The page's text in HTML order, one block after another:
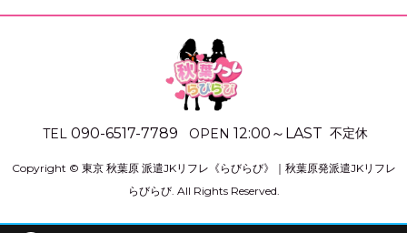
TEL 090-6517-7789 OPEN 12:00 ～ LAST 不定休
Copyright © 東京 秋葉原 派遣JKリフレ《らびらび》｜秋葉原発派遣JKリフレ
らびらび. All Rights Reserved.